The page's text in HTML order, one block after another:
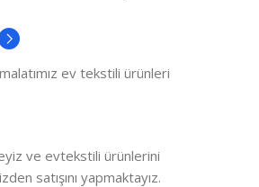
ev tekstili ürünleri
ve evtekstili ürünlerini
satışını yapmaktayız.